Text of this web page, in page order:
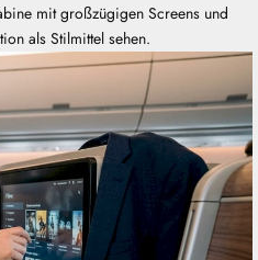
mit großzügigen Screens und
als Stilmittel sehen.